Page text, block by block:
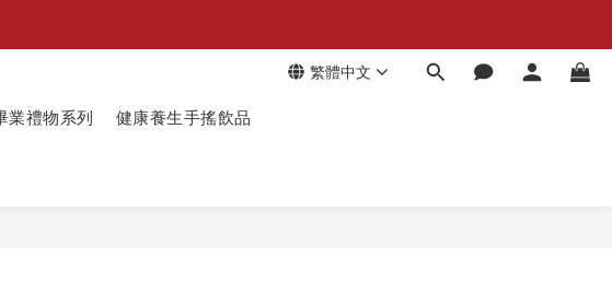
繁體中文
業禮物系列 健康養生手搖飲品